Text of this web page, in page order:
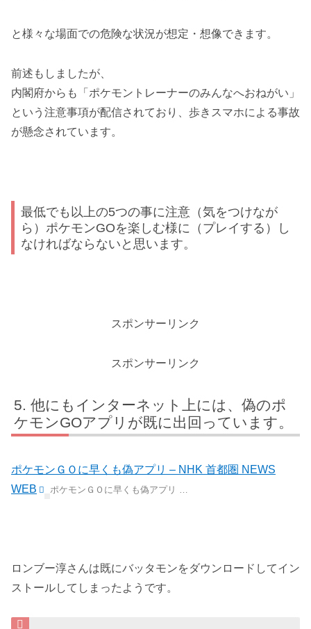
と様々な場面での危険な状況が想定・想像できます。
前述もしましたが、
内閣府からも「ポケモントレーナーのみんなへおねがい」
という注意事項が配信されており、歩きスマホによる事故
が懸念されています。
最低でも以上の5つの事に注意（気をつけなが
ら）ポケモンGOを楽しむ様に（プレイする）し
なければならないと思います。
スポンサーリンク
スポンサーリンク
他にもインターネット上には、偽のポ
ケモンGOアプリが既に出回っています。
ポケモンＧＯに早くも偽アプリ – NHK 首都圏 NEWS
WEB
ポケモンＧＯに早くも偽アプリ …
ロンブー淳さんは既にバッタモンをダウンロードしてイン
ストールしてしまったようです。